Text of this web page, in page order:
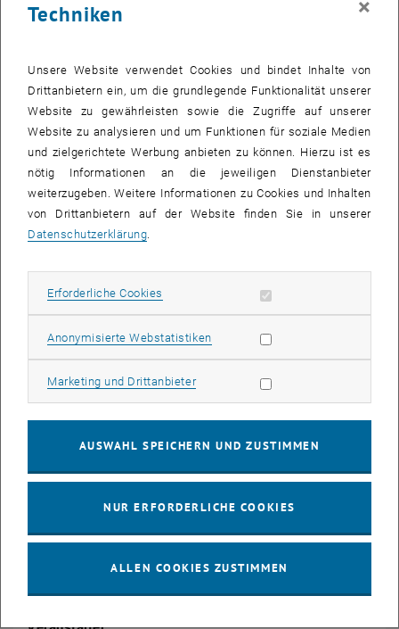
gemeinsam mitTU Wien
Architekturstudium und verdeutlicht das Konzept
forschungsgeleiteter Lehre im künstlerischen Feld. Das zuletzt
erschienene Buch "Zwischen Henkel und Schnabel/Between handle
and spout, öffnet eine externe URL in einem neuen Fenster
", das im Rahmen der Ausstellungseröffnung präsentiert
wird, dokumentiert exemplarisch einen Kurs, der in Kooperation mit
der Kulturhauptstadt Bad Ischl stattfand.
Die Veranstaltung richtet sich an Kunstinteressierte, Studierende,
und Buchliebhaber_innen.
Die Eröffnungsveranstaltung findet am 30. September 2025 von
16:00–19:00 statt.
vor Ort gekauft werden.
“Kunst zum Anfassen” im Programm der
KALENDEREINTRAG
Veranstaltungsort
Davis Data Visualisation Space
Resselgasse 4
Techniken
×
Unsere Website verwendet Cookies und bindet Inhalte von
Drittanbietern ein, um die grundlegende Funktionalität unserer
Website zu gewährleisten sowie die Zugriffe auf unserer
Website zu analysieren und um Funktionen für soziale Medien
und zielgerichtete Werbung anbieten zu können. Hierzu ist es
nötig Informationen an die jeweiligen Dienstanbieter
weiterzugeben. Weitere Informationen zu Cookies und Inhalten
von Drittanbietern auf der Website finden Sie in unserer
Datenschutzerklärung
Erforderliche Cookies Erforderliche Cookies zulassen
Anonymisierte WebstatistikenStatistik Cookies zulassen
Marketing und DrittanbieterMarketing Cookies zulassen
AUSWAHL SPEICHERN UND ZUSTIMMEN
NUR ERFORDERLICHE COOKIES
ALLEN COOKIES ZUSTIMMEN